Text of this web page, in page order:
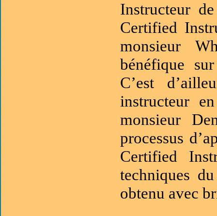
Instructeur
Certified
monsieur
bénéfique
C’est
instructeur
monsieur
processus
Certified
techniques
obtenu avec